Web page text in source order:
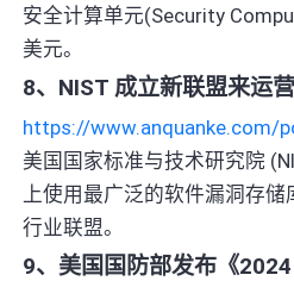
安全计算单元(Security
美元。
8、NIST 成立新联盟来运
https://www.anquanke.com/
美国国家标准与技术研究院
上使用最广泛的软件漏洞存
行业联盟。
9、美国国防部发布《